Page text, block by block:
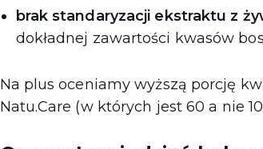
brak standaryzacji ekstraktu z
dokładnej zawartości kwasów
Na plus oceniamy wyższą porcję
Natu.Care (w których jest 60 a nie